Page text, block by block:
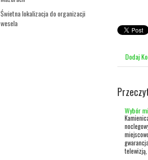
Świetna lokalizacja do organizacji
wesela
Dodaj
Wybór